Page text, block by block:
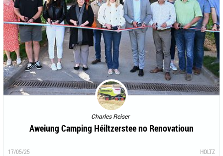
Charles Reiser
Aweiung Camping Héiltzerstee no Renovatioun
17/05/25 HOLTZ